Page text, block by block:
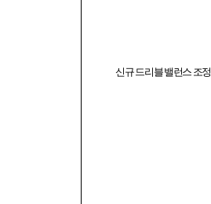
신규드리블 밸런스 조정